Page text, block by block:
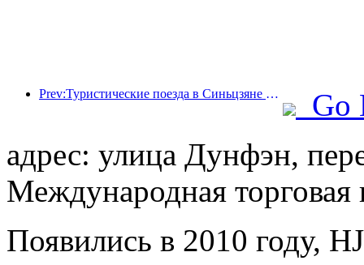
Prev:Туристические поезда в Синьцзяне процветают, стимулируя культурную и туристическую экономику.
Go
адрес: улица Дунфэн,
Международная
Появились в 2010 году,